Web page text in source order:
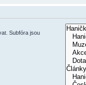
Subfóra jsou